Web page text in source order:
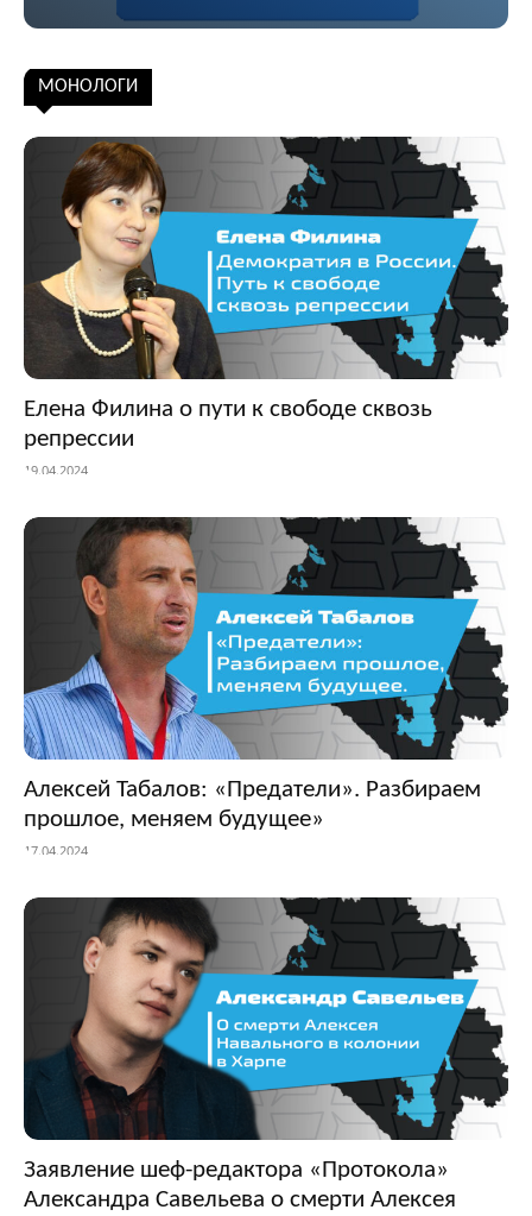
Подписаться
МОНОЛОГИ
Елена Филина о пути к свободе сквозь
репрессии
19.04.2024
Алексей Табалов: «Предатели». Разбираем
прошлое, меняем будущее»
17.04.2024
Заявление шеф-редактора «Протокола»
Александра Савельева о смерти Алексея